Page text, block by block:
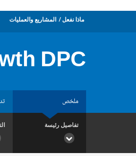
ماذا نفعل المشاريع والعمليات
DPC
ملخص
تفاصيل رئيسة